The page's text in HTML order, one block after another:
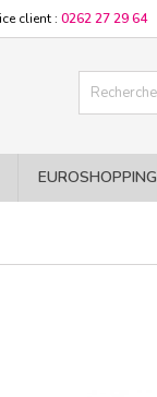
client : 0262 27 29 64
EUROSHOPPING